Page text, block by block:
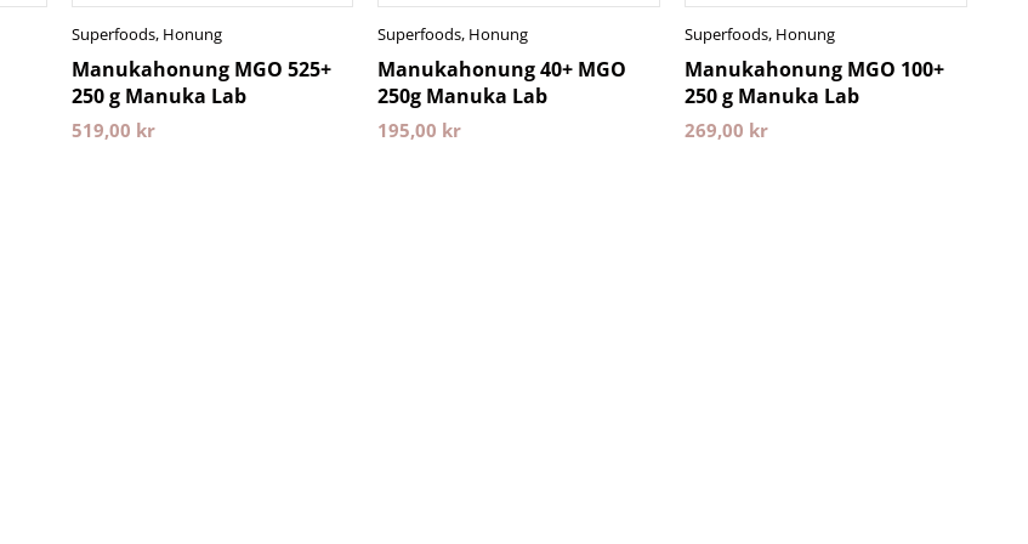
Superfoods, Honung
Manukahonung MGO 525+
250 g Manuka Lab
519,00 kr
Superfoods, Honung
Manukahonung 40+ MGO
250g Manuka Lab
195,00 kr
Superfoods, Honung
Manukahonung MGO 100+
250 g Manuka Lab
269,00 kr